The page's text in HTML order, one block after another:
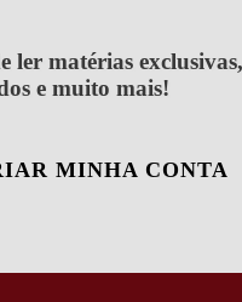
ler matérias
e muito mais!
MINHA CONTA